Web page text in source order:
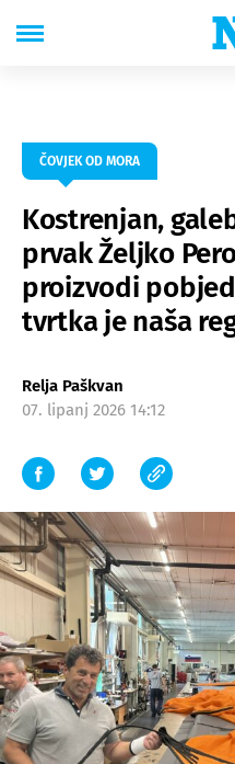
ČOVJEK OD MORA
Kostrenjan,
prvak Željko
proizvodi
tvrtka je naša
Relja Paškvan
07. lipanj 2026 14:12